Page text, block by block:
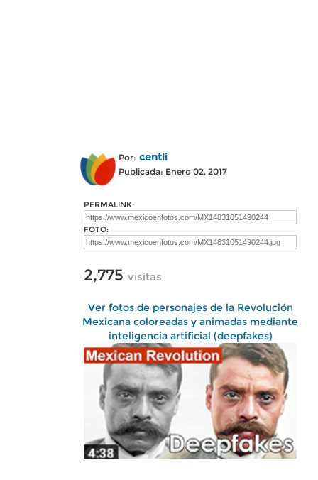
Por: centli
Publicada: Enero 02, 2017
PERMALINK:
FOTO:
2,775 visitas
Ver fotos de personajes de la Revolución
Mexicana coloreadas y animadas mediante
inteligencia artificial (deepfakes)